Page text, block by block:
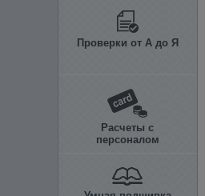
Проверки от А до Я
Расчеты с
персоналом